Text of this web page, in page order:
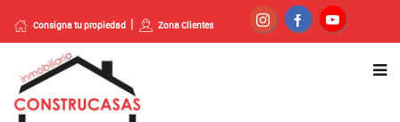
Consigna tu propiedad Zona Clientes